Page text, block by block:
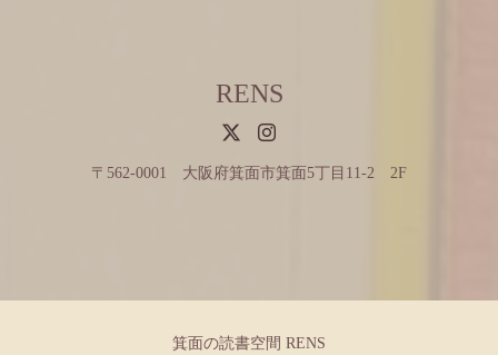
RENS
〒562-0001 大阪府箕面市箕面5丁目11-2 2F
箕面の読書空間 RENS